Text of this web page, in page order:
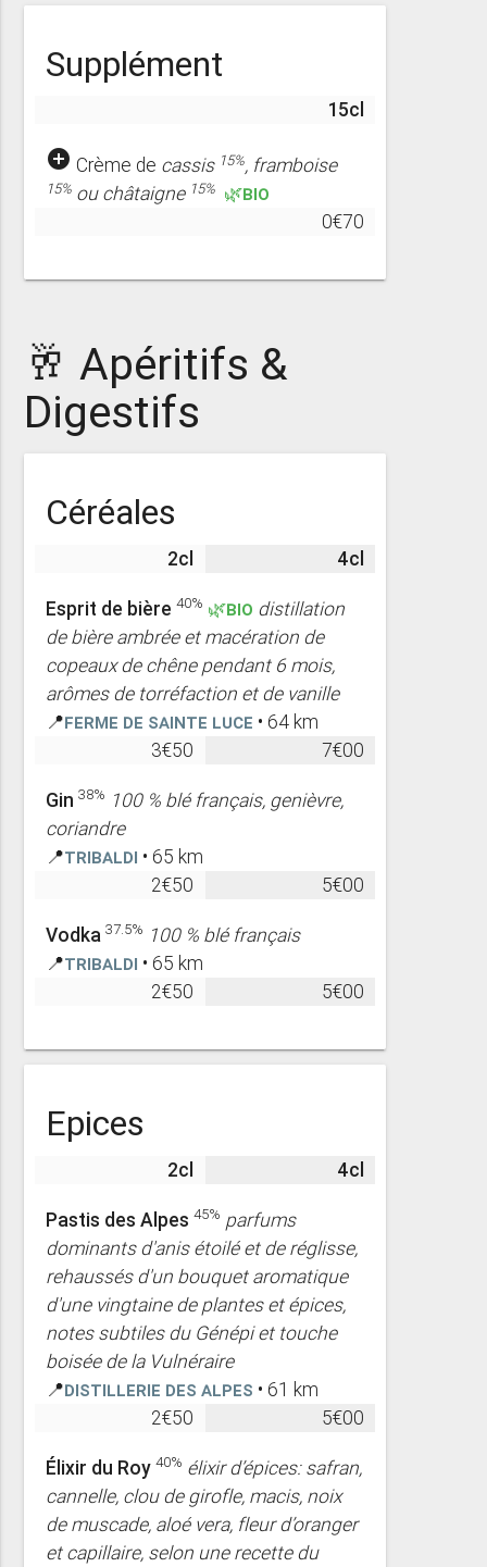
Supplément
15cl
add_circle Crème de cassis 15%, framboise
15% ou châtaigne 15% 🌿BIO
0€70
🥂 Apéritifs &
Digestifs
Céréales
2cl 4cl
Esprit de bière 40% 🌿BIO distillation
de bière ambrée et macération de
copeaux de chêne pendant 6 mois,
arômes de torréfaction et de vanille
📍Ferme de Sainte Luce • 64 km
3€50
7€00
Gin 38% 100 % blé français, genièvre,
coriandre
📍Tribaldi • 65 km
2€50
5€00
Vodka 37.5% 100 % blé français
📍Tribaldi • 65 km
2€50
5€00
Epices
2cl 4cl
Pastis des Alpes 45% parfums
dominants d'anis étoilé et de réglisse,
rehaussés d'un bouquet aromatique
d'une vingtaine de plantes et épices,
notes subtiles du Génépi et touche
boisée de la Vulnéraire
📍Distillerie des Alpes • 61 km
2€50
5€00
Élixir du Roy 40% élixir d’épices: safran,
cannelle, clou de girofle, macis, noix
de muscade, aloé vera, fleur d’oranger
et capillaire, selon une recette du